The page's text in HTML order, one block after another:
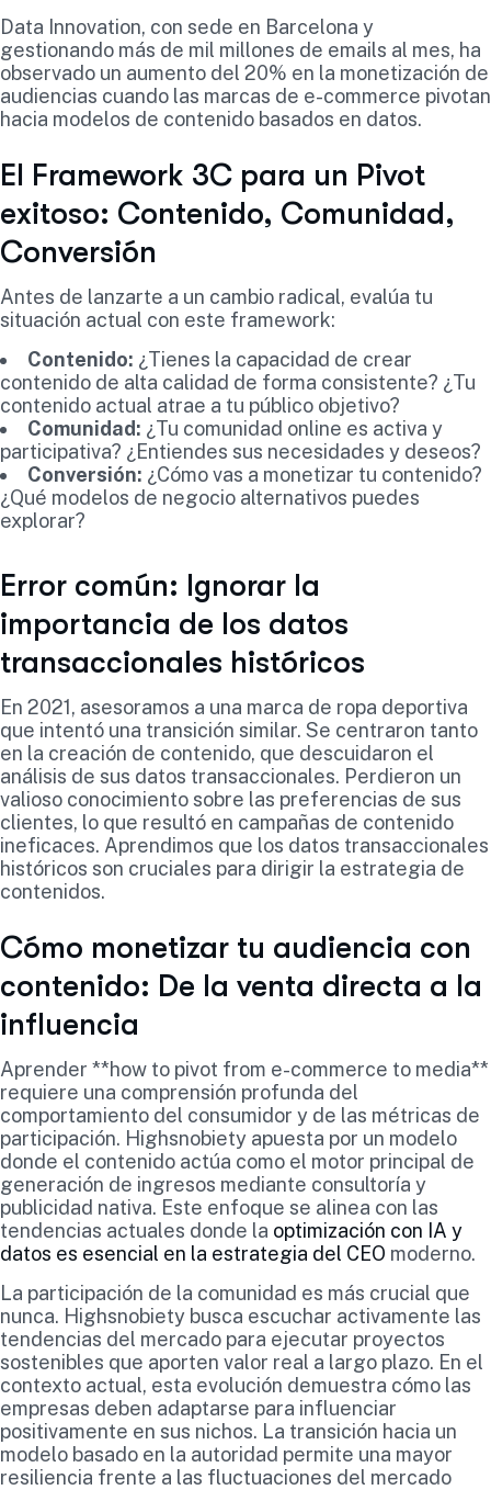
Data Innovation, con sede en Barcelona y
gestionando más de mil millones de emails al mes, ha
observado un aumento del 20% en la monetización de
audiencias cuando las marcas de e-commerce pivotan
hacia modelos de contenido basados en datos.
El Framework 3C para un Pivot
exitoso: Contenido, Comunidad,
Conversión
Antes de lanzarte a un cambio radical, evalúa tu
situación actual con este framework:
Contenido: ¿Tienes la capacidad de crear
contenido de alta calidad de forma consistente? ¿Tu
contenido actual atrae a tu público objetivo?
Comunidad: ¿Tu comunidad online es activa y
participativa? ¿Entiendes sus necesidades y deseos?
Conversión: ¿Cómo vas a monetizar tu contenido?
¿Qué modelos de negocio alternativos puedes
explorar?
Error común: Ignorar la
importancia de los datos
transaccionales históricos
En 2021, asesoramos a una marca de ropa deportiva
que intentó una transición similar. Se centraron tanto
en la creación de contenido, que descuidaron el
análisis de sus datos transaccionales. Perdieron un
valioso conocimiento sobre las preferencias de sus
clientes, lo que resultó en campañas de contenido
ineficaces. Aprendimos que los datos transaccionales
históricos son cruciales para dirigir la estrategia de
contenidos.
Cómo monetizar tu audiencia con
contenido: De la venta directa a la
influencia
Aprender **how to pivot from e-commerce to media**
requiere una comprensión profunda del
comportamiento del consumidor y de las métricas de
participación. Highsnobiety apuesta por un modelo
donde el contenido actúa como el motor principal de
generación de ingresos mediante consultoría y
publicidad nativa. Este enfoque se alinea con las
tendencias actuales donde la optimización con IA y
datos es esencial en la estrategia del CEO moderno.
La participación de la comunidad es más crucial que
nunca. Highsnobiety busca escuchar activamente las
tendencias del mercado para ejecutar proyectos
sostenibles que aporten valor real a largo plazo. En el
contexto actual, esta evolución demuestra cómo las
empresas deben adaptarse para influenciar
positivamente en sus nichos. La transición hacia un
modelo basado en la autoridad permite una mayor
resiliencia frente a las fluctuaciones del mercado